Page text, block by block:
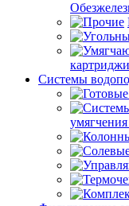
картриджи
Системы